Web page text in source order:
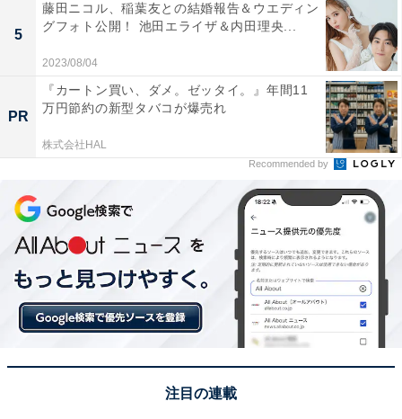
5
藤田ニコル、稲葉友との結婚報告＆ウエディン
グフォト公開！ 池田エライザ＆内田理央...
2023/08/04
PR
『カートン買い、ダメ。ゼッタイ。』年間11
万円節約の新型タバコが爆売れ
株式会社HAL
Recommended by
注目の連載